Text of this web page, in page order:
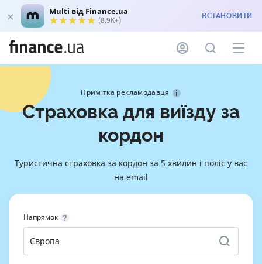
Multi від Finance.ua
(8,9K+) ВСТАНОВИТИ
Примітка рекламодавця
Страховка для виїзду за
кордон
Туристична страховка за кордон за 5 хвилин і поліс у вас
на email
Напрямок